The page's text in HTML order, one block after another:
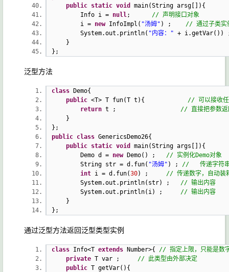
public static void
main(String arsg[]){
Info i = null; // 声明接口对象
i = new InfoImpl( "汤姆" ) ; // 通过子类实
System.out.println( "内容：" +
}
};
泛型方法
class Demo{
public <T> T fun(T t){ // 可以接收任
return t ; // 直接把参数返
}
};
public class GenericsDemo26{
public static void
main(String args[]){
Demo d = new Demo() ; // 实例化Demo对象
String str = d.fun( "汤姆" ) ; // 传递字符
int i = d.fun(30) ; // 传递数字，自动装
System.out.println(str) ; // 输出内容
System.out.println(i) ; // 输出内容
}
};
通过泛型方法返回泛型类型实例
class Info<T extends Number>{ // 指定上限，只能是数
private T var ; // 此类型由外部决定
public T getVar(){